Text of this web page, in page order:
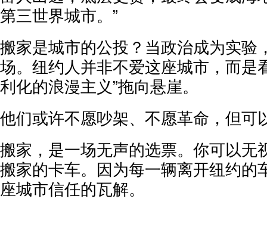
第三世界城市。”
搬家是城市的公投？当政治成为实验
场。纽约人并非不爱这座城市，而是
利化的浪漫主义”拖向悬崖。
他们或许不愿吵架、不愿革命，但可
搬家，是一场无声的选票。你可以无
搬家的卡车。因为每一辆离开纽约的
座城市信任的瓦解。